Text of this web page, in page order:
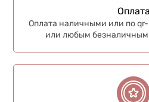
Оплата
Оплата наличными или по
или любым